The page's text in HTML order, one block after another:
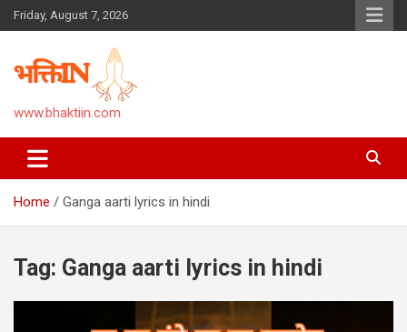
Skip
to
Friday, August 7, 2026
www.bhaktiin.com
Home Ganga aarti lyrics in hindi
Tag: Ganga aarti lyrics in hindi